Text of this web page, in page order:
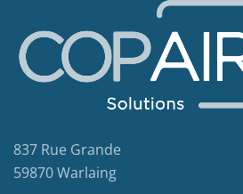
837 Rue Grande
59870 Warlaing